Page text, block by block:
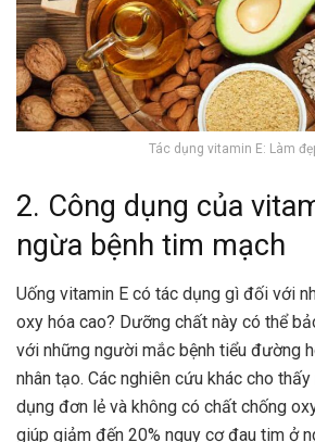
Tác dụng vitamin E: Làm
2. Công dụng của
ngừa bệnh tim mạch
Uống vitamin E có tác dụng gì đối với
oxy hóa cao? Dưỡng chất này có thể
với những người mắc bệnh tiểu đường
nhân tạo. Các nghiên cứu khác cho
dụng đơn lẻ và không có chất chống
giúp giảm đến 20% nguy cơ đau tim ở